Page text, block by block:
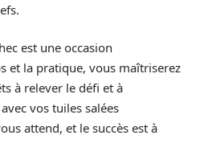
est une occasion
et la pratique, vous maîtriserez
à relever le défi et à
vos tuiles salées
attend, et le succès est à